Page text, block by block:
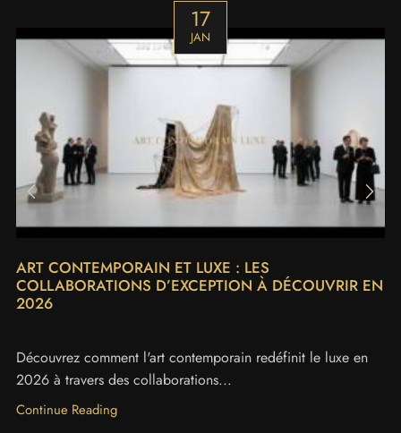
17
JAN
ART CONTEMPORAIN ET LUXE : LES
COLLABORATIONS D’EXCEPTION À DÉCOUVRIR EN
2026
Découvrez comment l'art contemporain redéfinit le luxe en
2026 à travers des collaborations...
Continue Reading